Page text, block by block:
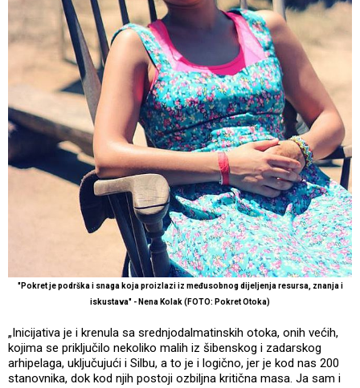
"Pokret je podrška i snaga koja proizlazi iz međusobnog dijeljenja resursa, znanja i
iskustava" - Nena Kolak (FOTO: Pokret Otoka)
„Inicijativa je i krenula sa srednjodalmatinskih otoka, onih većih,
kojima se priključilo nekoliko malih iz šibenskog i zadarskog
arhipelaga, uključujući i Silbu, a to je i logično, jer je kod nas 200
stanovnika, dok kod njih postoji ozbiljna kritična masa. Ja sam i